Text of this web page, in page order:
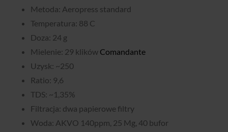
Metoda: Aeropress standard
Temperatura: 88 C
Doza: 24 g
Mielenie: 29 klików Comandante
Uzysk: ~250
Ratio: 9,6
TDS: ~1,35%
Filtracja: dwa papierowe filtry
Woda: AKVO 140ppm, 25 Mg, 40 bufor